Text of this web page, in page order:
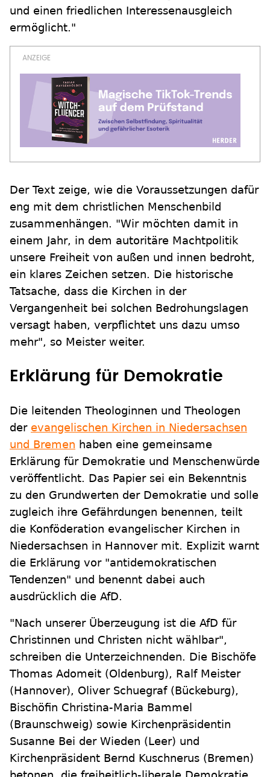
und einen friedlichen Interessenausgleich
ermöglicht."
Der Text zeige, wie die Voraussetzungen dafür
eng mit dem christlichen Menschenbild
zusammenhängen. "Wir möchten damit in
einem Jahr, in dem autoritäre Machtpolitik
unsere Freiheit von außen und innen bedroht,
ein klares Zeichen setzen. Die historische
Tatsache, dass die Kirchen in der
Vergangenheit bei solchen Bedrohungslagen
versagt haben, verpflichtet uns dazu umso
mehr", so Meister weiter.
Erklärung für Demokratie
Die leitenden Theologinnen und Theologen
der evangelischen Kirchen in Niedersachsen
und Bremen haben eine gemeinsame
Erklärung für Demokratie und Menschenwürde
veröffentlicht. Das Papier sei ein Bekenntnis
zu den Grundwerten der Demokratie und solle
zugleich ihre Gefährdungen benennen, teilt
die Konföderation evangelischer Kirchen in
Niedersachsen in Hannover mit. Explizit warnt
die Erklärung vor "antidemokratischen
Tendenzen" und benennt dabei auch
ausdrücklich die AfD.
"Nach unserer Überzeugung ist die AfD für
Christinnen und Christen nicht wählbar",
schreiben die Unterzeichnenden. Die Bischöfe
Thomas Adomeit (Oldenburg), Ralf Meister
(Hannover), Oliver Schuegraf (Bückeburg),
Bischöfin Christina-Maria Bammel
(Braunschweig) sowie Kirchenpräsidentin
Susanne Bei der Wieden (Leer) und
Kirchenpräsident Bernd Kuschnerus (Bremen)